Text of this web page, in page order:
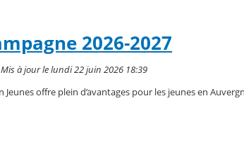
2026-2027
à jour le lundi 22 juin 2026 18:39
Jeunes offre plein d’avantages pour les jeunes en